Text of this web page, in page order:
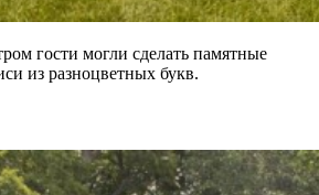
гости могли сделать памятные
из разноцветных букв.